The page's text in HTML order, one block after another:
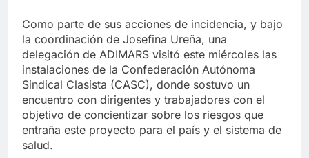
Como parte de sus acciones de incidencia, y bajo
la coordinación de Josefina Ureña, una
delegación de ADIMARS visitó este miércoles las
instalaciones de la Confederación Autónoma
Sindical Clasista (CASC), donde sostuvo un
encuentro con dirigentes y trabajadores con el
objetivo de concientizar sobre los riesgos que
entraña este proyecto para el país y el sistema de
salud.